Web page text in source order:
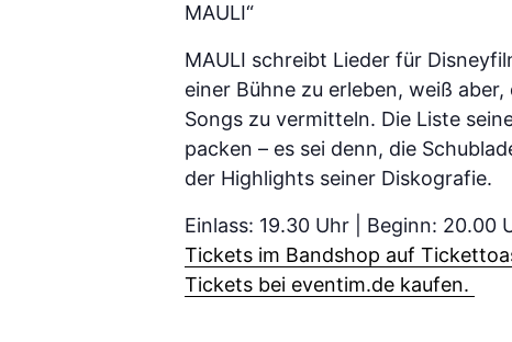
MAULI“
MAULI schreibt Lieder für
einer Bühne zu erleben, weiß
Songs zu vermitteln. Die Liste
packen – es sei denn, die
der Highlights seiner Diskografie.
Einlass: 19.30 Uhr | Beginn: 20.00
Tickets im Bandshop auf
Tickets bei eventim.de kaufen.